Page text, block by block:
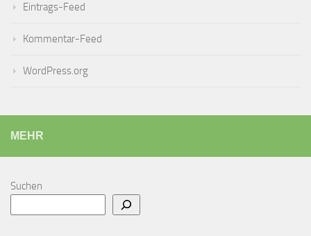
Eintrags-Feed
Kommentar-Feed
WordPress.org
MEHR
Suchen